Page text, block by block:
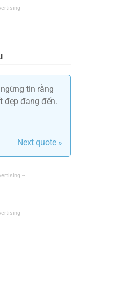
tin rằng
đẹp đang đến.
Next quote »